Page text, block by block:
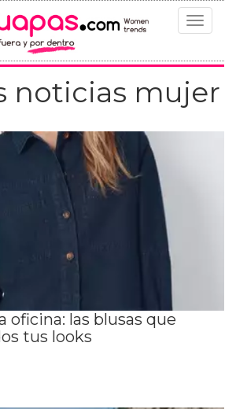
Toggle
noticias mujer
oficina: las blusas que
tus looks